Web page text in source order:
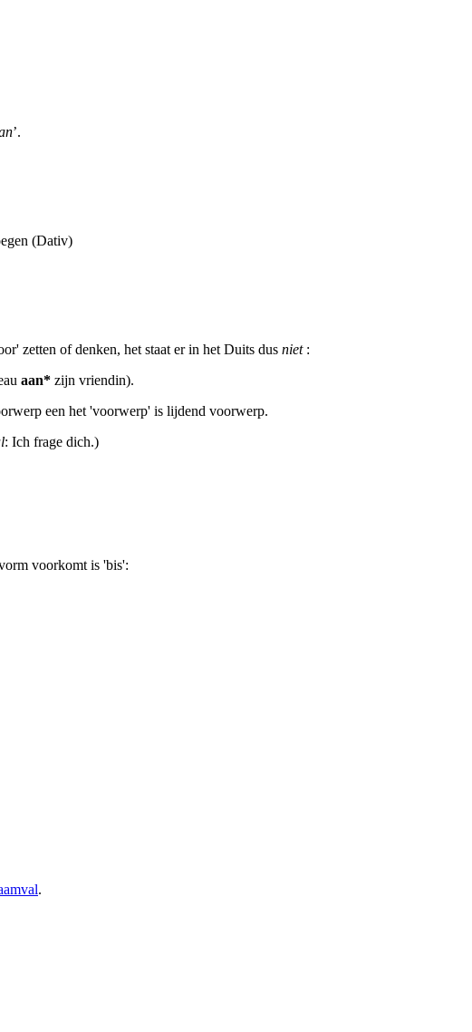
’.
(Dativ)
zetten of denken, het staat er in het Duits dus niet :
aan* zijn vriendin).
een het 'voorwerp' is lijdend voorwerp.
: Ich frage dich.)
voorkomt is 'bis':
.